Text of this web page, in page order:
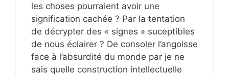
les choses pourraient avoir une
signification cachée ? Par la tentation
de décrypter des « signes » suceptibles
de nous éclairer ? De consoler l’angoisse
face à l’absurdité du monde par je ne
sais quelle construction intellectuelle